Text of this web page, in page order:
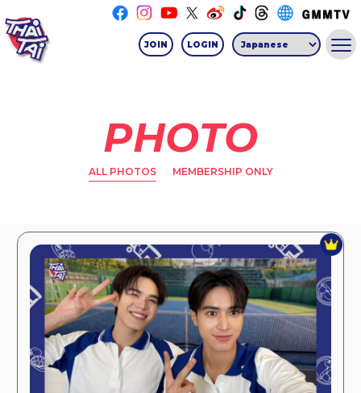
JOIN LOGIN
PHOTO
ALL PHOTOS MEMBERSHIP ONLY